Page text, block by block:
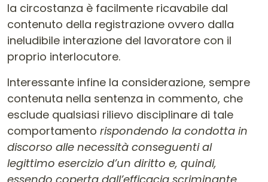
la circostanza è facilmente ricavabile dal
contenuto della registrazione ovvero dalla
ineludibile interazione del lavoratore con il
proprio interlocutore.
Interessante infine la considerazione, sempre
contenuta nella sentenza in commento, che
esclude qualsiasi rilievo disciplinare di tale
comportamento rispondendo la condotta in
discorso alle necessità conseguenti al
legittimo esercizio d’un diritto e, quindi,